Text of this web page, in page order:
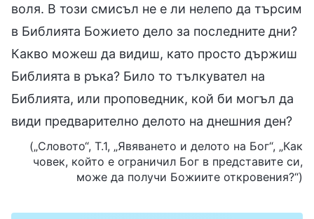
воля. В този смисъл не е ли нелепо да търсим
в Библията Божието дело за последните дни?
Какво можеш да видиш, като просто държиш
Библията в ръка? Било то тълкувател на
Библията, или проповедник, кой би могъл да
види предварително делото на днешния ден?
(„Словото“, Т.1, „Явяването и делото на Бог“, „Как
човек, който е ограничил Бог в представите си,
може да получи Божиите откровения?“)